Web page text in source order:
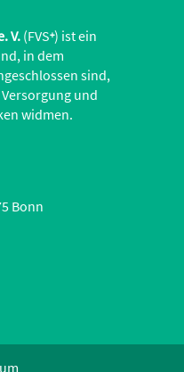
V. (FVS+) ist ein
in dem
sind,
und
widmen.
Bonn